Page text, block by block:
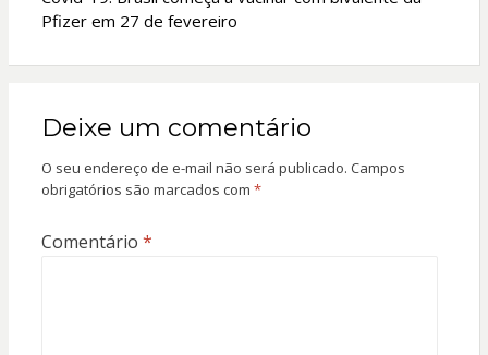
Pfizer em 27 de fevereiro
Deixe um comentário
O seu endereço de e-mail não será publicado. Campos
obrigatórios são marcados com *
Comentário *